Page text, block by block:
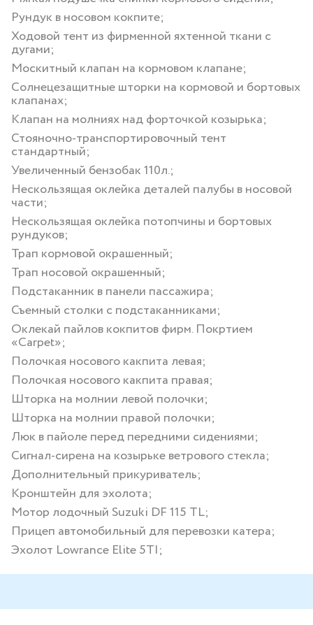
Рундук в носовом кокпите;
Ходовой тент из фирменной яхтенной ткани с
дугами;
Москитный клапан на кормовом клапане;
Солнецезащитные шторки на кормовой и бортовых
клапанах;
Клапан на молниях над форточкой козырька;
Стояночно-транспортировочный тент
стандартный;
Увеличенный бензобак 110л.;
Нескользящая оклейка деталей палубы в носовой
части;
Нескользящая оклейка потопчины и бортовых
рундуков;
Трап кормовой окрашенный;
Трап носовой окрашенный;
Подстаканник в панели пассажира;
Съемный столки с подстаканниками;
Оклекай пайлов кокпитов фирм. Покртием
«Carpet»;
Полочкая носового какпита левая;
Полочкая носового какпита правая;
Шторка на молнии левой полочки;
Шторка на молнии правой полочки;
Люк в пайоле перед передними сидениями;
Сигнал-сирена на козырьке ветрового стекла;
Дополнительный прикуриватель;
Кронштейн для эхолота;
Мотор лодочный Suzuki DF 115 TL;
Прицеп автомобильный для перевозки катера;
Эхолот Lowrance Elite 5TI;